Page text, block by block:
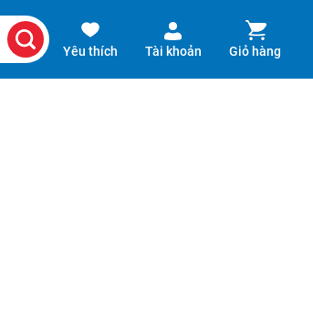
Yêu thích Tài khoản Giỏ hàng